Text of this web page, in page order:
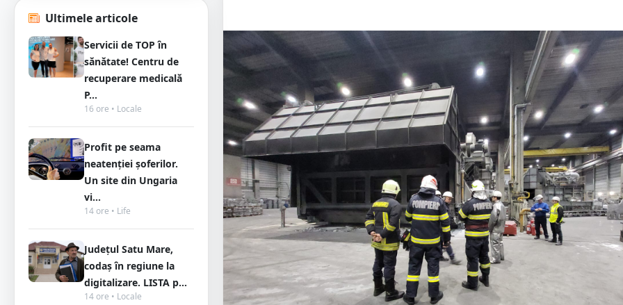
Ultimele articole
Servicii de TOP în
sănătate! Centru de
recuperare medicală
P...
16 ore • Locale
Profit pe seama
neatenției șoferilor.
Un site din Ungaria
vi...
14 ore • Life
Județul Satu Mare,
codaș în regiune la
digitalizare. LISTA p...
14 ore • Locale